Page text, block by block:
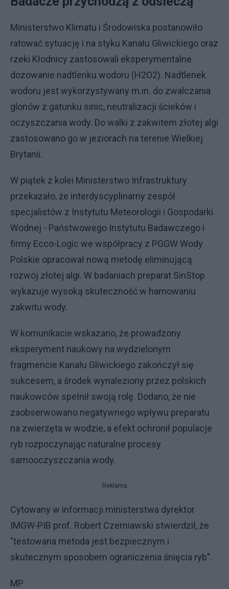
Ministerstwo Klimatu i Środowiska postanowiło
ratować sytuację i na styku Kanału Gliwickiego oraz
rzeki Kłodnicy zastosowali eksperymentalne
dozowanie nadtlenku wodoru (H2O2). Nadtlenek
wodoru jest wykorzystywany m.in. do zwalczania
glonów z gatunku sinic, neutralizacji ścieków i
oczyszczania wody. Do walki z zakwitem złotej algi
zastosowano go w jeziorach na terenie Wielkiej
Brytanii.
W piątek z kolei Ministerstwo Infrastruktury
przekazało, że interdyscyplinarny zespół
specjalistów z Instytutu Meteorologii i Gospodarki
Wodnej - Państwowego Instytutu Badawczego i
firmy Ecco-Logic we współpracy z PGGW Wody
Polskie opracował nową metodę eliminującą
rozwój złotej algi. W badaniach preparat SinStop
wykazuje wysoką skuteczność w hamowaniu
zakwitu wody.
W komunikacie wskazano, że prowadzony
eksperyment naukowy na wydzielonym
fragmencie Kanału Gliwickiego zakończył się
sukcesem, a środek wynaleziony przez polskich
naukowców spełnił swoją rolę. Dodano, że nie
zaobserwowano negatywnego wpływu preparatu
na zwierzęta w wodzie, a efekt ochronił populacje
ryb rozpoczynając naturalne procesy
samooczyszczania wody.
Reklama
Cytowany w informacji ministerstwa dyrektor
IMGW-PIB prof. Robert Czerniawski stwierdził, że
"testowana metoda jest bezpiecznym i
skutecznym sposobem ograniczenia śnięcia ryb".
MP